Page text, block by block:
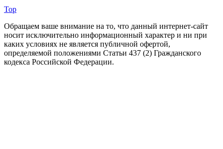
Top
Обращаем ваше внимание на то, что данный интернет-сайт
носит исключительно информационный характер и ни при
каких условиях не является публичной офертой,
определяемой положениями Статьи 437 (2) Гражданского
кодекса Российской Федерации.